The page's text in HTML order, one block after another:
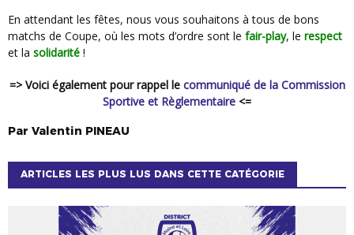
En attendant les fêtes, nous vous souhaitons à tous de bons
matchs de Coupe, où les mots d’ordre sont le fair-play, le respect
et la solidarité !
=> Voici également pour rappel le communiqué de la Commission
Sportive et Règlementaire <=
Par Valentin PINEAU
ARTICLES LES PLUS LUS DANS CETTE CATÉGORIE